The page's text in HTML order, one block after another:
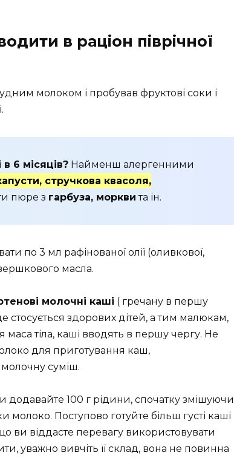
в раціон піврічної
молоком і пробував фруктові соки і
6 місяців? Найменш алергенними
стручкова квасоля,
пюре з гарбуза, моркви та ін.
по 3 мл рафінованої олії (оливкової,
масла.
молочні каші ( гречану в першу
стосується здорових дітей, а тим малюкам,
маса тіла, каші вводять в першу чергу. Не
для приготування каш,
суміш.
додавайте 100 г рідини, спочатку змішуючи
Поступово готуйте більш густі каші
ви віддасте перевагу використовувати
уважно вивчіть її склад, вона не повинна